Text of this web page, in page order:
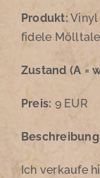
Produkt: Vinyl
fidele
Zustand (A =
Preis: 9 EUR
Ich verkaufe